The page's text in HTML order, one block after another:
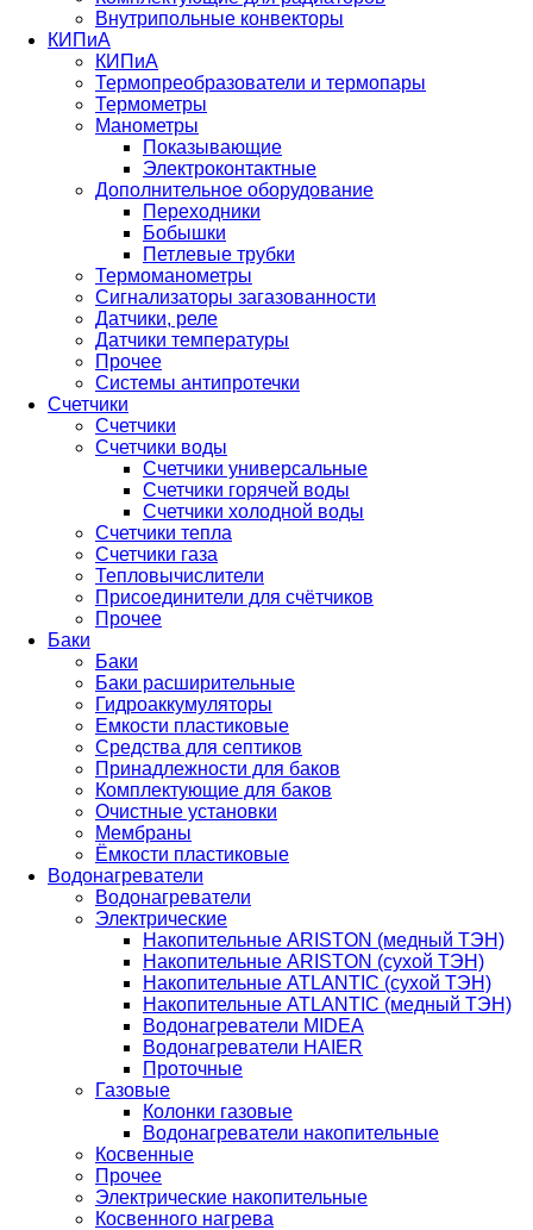
Внутрипольные конвекторы
КИПиА
КИПиА
Термопреобразователи и термопары
Термометры
Манометры
Показывающие
Электроконтактные
Дополнительное оборудование
Переходники
Бобышки
Петлевые трубки
Термоманометры
Сигнализаторы загазованности
Датчики, реле
Датчики температуры
Прочее
Системы антипротечки
Счетчики
Счетчики
Счетчики воды
Счетчики универсальные
Счетчики горячей воды
Счетчики холодной воды
Счетчики тепла
Счетчики газа
Тепловычислители
Присоединители для счётчиков
Прочее
Баки
Баки
Баки расширительные
Гидроаккумуляторы
Емкости пластиковые
Средства для септиков
Принадлежности для баков
Комплектующие для баков
Очистные установки
Мембраны
Ёмкости пластиковые
Водонагреватели
Водонагреватели
Электрические
Накопительные ARISTON (медный ТЭН)
Накопительные ARISTON (сухой ТЭН)
Накопительные ATLANTIC (сухой ТЭН)
Накопительные ATLANTIC (медный ТЭН)
Водонагреватели MIDEA
Водонагреватели HAIER
Проточные
Газовые
Колонки газовые
Водонагреватели накопительные
Косвенные
Прочее
Электрические накопительные
Косвенного нагрева